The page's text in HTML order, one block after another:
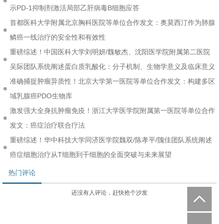
示PD-1抑制剂激活局部乙肝病毒B细胞应答
首都医科大学附属北京胸科医院等单位合作发文：奥莫西汀作为肺腺
鳞癌一线治疗的安全性和有效性
重磅综述！中国医科大学刘明妍/魏敏杰、沈阳医学院附属第二医院
吴际团队系统阐述蛋白质乳酸化：分子机制、生物学意义及临床意义
准确捕捉肿瘤异质性！北京大学第一医院等单位合作发文：构建多区
域乳腺癌PDO生物库
激发强大全身抗肿瘤免疫！浙江大学医学院附属第一医院等单位合作
发文：癌症治疗联合疗法
重磅综述！华中科技大学同济医学院魏双/陈孝平/隗佳团队系统阐述
癌症细胞治疗从T细胞到干细胞的全面突破与未来展望
热门评论
还没有人评论，赶快抢个沙发